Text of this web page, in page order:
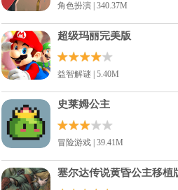
角色扮演 | 340.37M
超级玛丽完美版
益智解谜 | 5.40M
史莱姆公主
冒险游戏 | 39.41M
塞尔达传说黄昏公主移植